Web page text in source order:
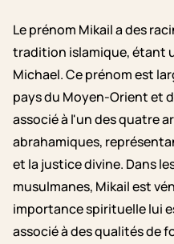
Le prénom Mikail a des
tradition islamique, étant
Michael. Ce prénom est
pays du Moyen-Orient et
associé à l'un des quatre
abrahamiques,
et la justice divine. Dans
musulmanes, Mikail est
importance spirituelle lui
associé à des qualités de